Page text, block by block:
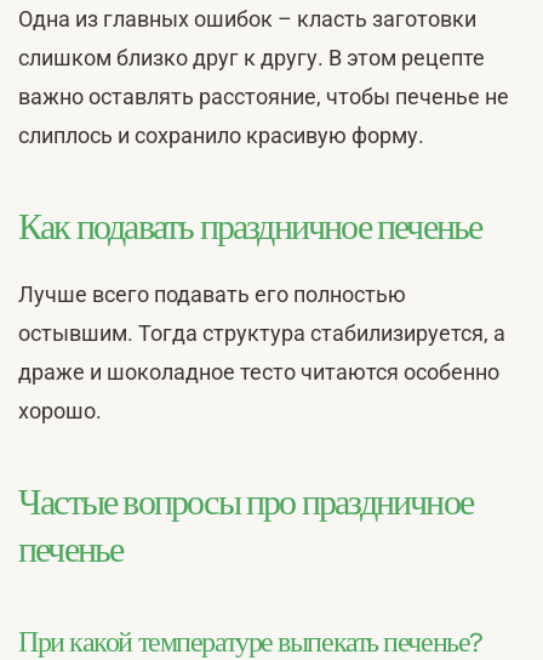
Одна из главных ошибок – класть заготовки
слишком близко друг к другу. В этом рецепте
важно оставлять расстояние, чтобы печенье не
слиплось и сохранило красивую форму.
Как подавать праздничное печенье
Лучше всего подавать его полностью
остывшим. Тогда структура стабилизируется, а
драже и шоколадное тесто читаются особенно
хорошо.
Частые вопросы про праздничное
печенье
При какой температуре выпекать печенье?